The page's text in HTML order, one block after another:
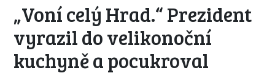
„Voní celý Hrad.“ Prezident
vyrazil do velikonoční
kuchyně a pocukroval